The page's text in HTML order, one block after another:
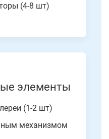
(4-8 шт)
элементы
(1-2 шт)
механизмом